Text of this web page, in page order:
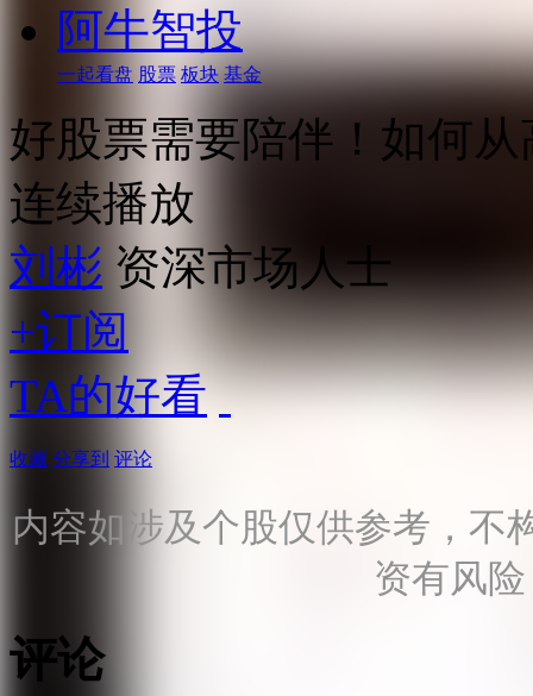
阿牛智投
一起看盘 股票 板块 基金
好股票需要陪伴！如何从
连续播放
刘彬 资深市场人士
+订阅
TA的好看
收藏 分享到 评论
内容如涉及个股仅供参考，不
资有风
评论